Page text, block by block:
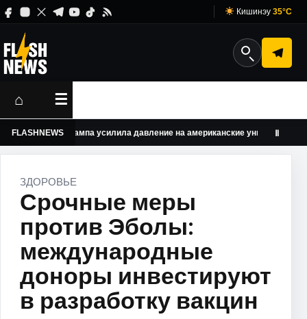
Кишинэу 35°C
⌂ ☰
FLASHNEWSТрампа усилила давление на американские университеты
Ⅱ
ЗДОРОВЬЕ
Срочные меры
против Эболы:
международные
доноры инвестируют
в разработку вакцин